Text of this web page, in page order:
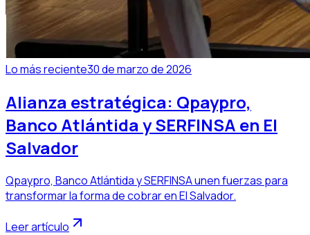
Lo más reciente30 de marzo de 2026
Alianza estratégica: Qpaypro,
Banco Atlántida y SERFINSA en El
Salvador
Qpaypro, Banco Atlántida y SERFINSA unen fuerzas para
transformar la forma de cobrar en El Salvador.
Leer artículo